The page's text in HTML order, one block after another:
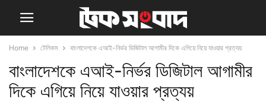
Home টেলিকম বাংলাদেশকে এআই-নির্ভর ডিজিটাল আগামীর দিকে এগিয়ে নিয়ে যাওয়ার প্রত্যয়
বাংলাদেশকে এআই-নির্ভর ডিজিটাল আগামীর
দিকে এগিয়ে নিয়ে যাওয়ার প্রত্যয়